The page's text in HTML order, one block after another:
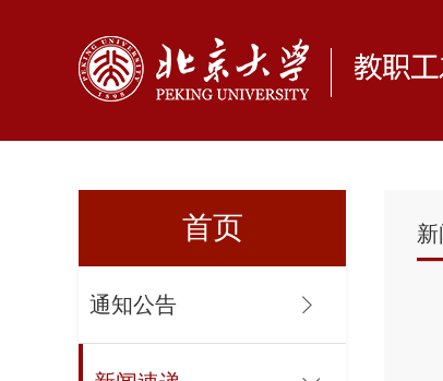
首页
通知公告